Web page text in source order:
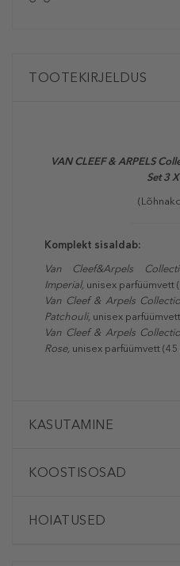
TOOTEKIRJELDUS
VAN CLEEF & ARPELS
Set 3
Komplekt sisaldab:
Van Cleef&Arpels
Imperial, unisex parfüümvett
Van Cleef & Arpels
Patchouli, unisex
Van Cleef & Arpels
Rose, unisex parfüümvett (45
KASUTAMINE
KOOSTISOSAD
HOIATUSED